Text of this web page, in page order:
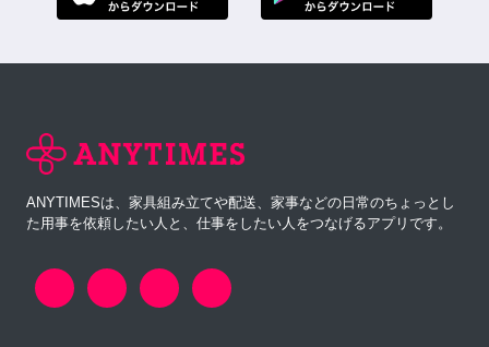
ANYTIMESは、家具組み立てや配送、家事などの日常のちょっとし
た用事を依頼したい人と、仕事をしたい人をつなげるアプリです。